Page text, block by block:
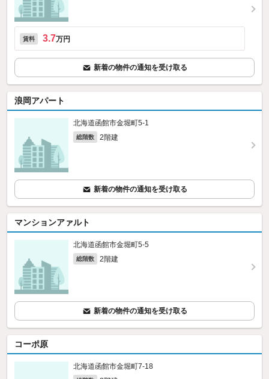
賃料 3.7万円
新着の物件の通知を受け取る
浪岡アパート
北海道函館市金堀町5-1
総階数 2階建
新着の物件の通知を受け取る
マンションアァルト
北海道函館市金堀町5-5
総階数 2階建
新着の物件の通知を受け取る
コーポ原
北海道函館市金堀町7-18